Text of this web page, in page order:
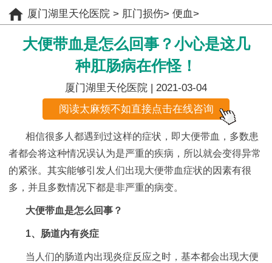
厦门湖里天伦医院> 肛门损伤> 便血>
大便带血是怎么回事？小心是这几
种肛肠病在作怪！
厦门湖里天伦医院 | 2021-03-04
阅读太麻烦不如直接点击在线咨询
相信很多人都遇到过这样的症状，即大便带血，多数患
者都会将这种情况误认为是严重的疾病，所以就会变得异常
的紧张。其实能够引发人们出现大便带血症状的因素有很
多，并且多数情况下都是非严重的病变。
大便带血是怎么回事？
1、肠道内有炎症
当人们的肠道内出现炎症反应之时，基本都会出现大便